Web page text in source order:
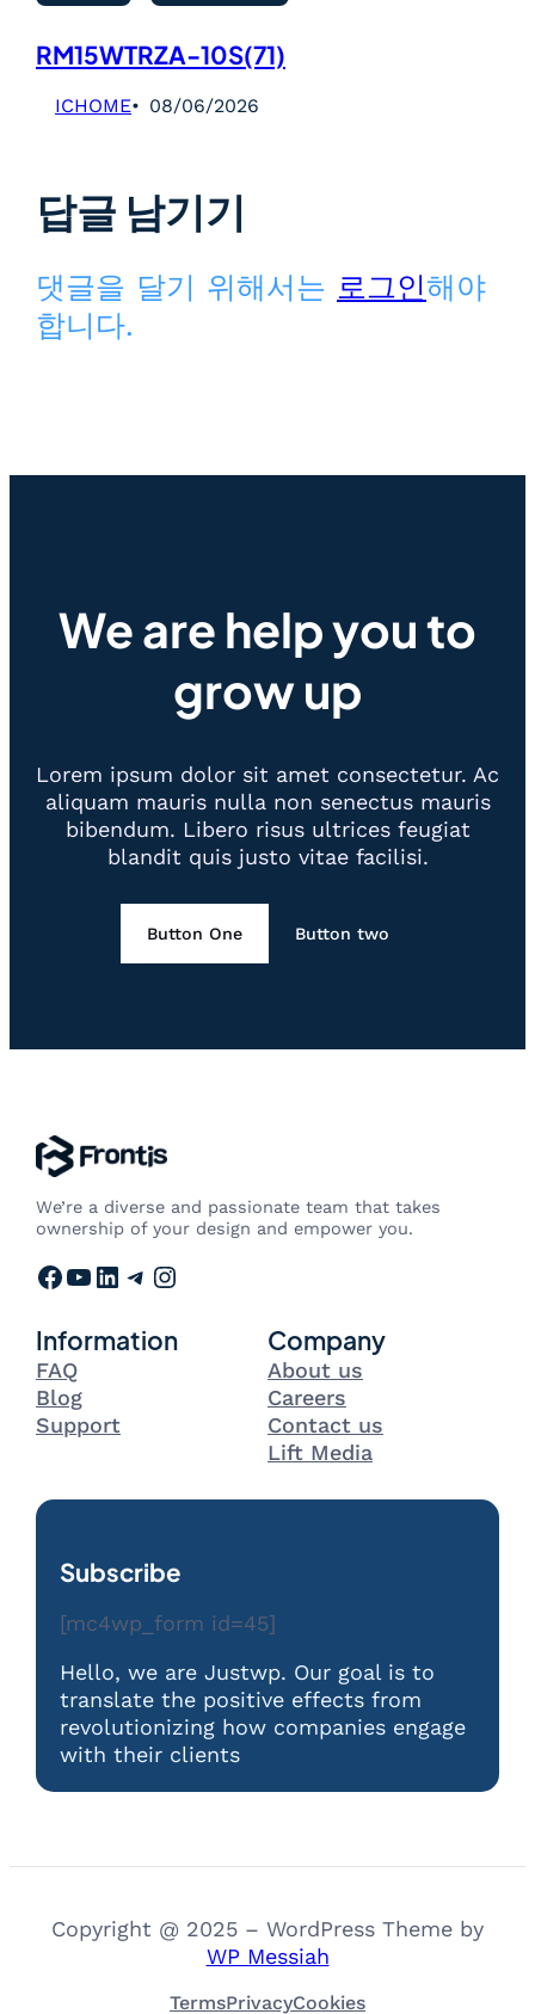
RM15WTRZA-10S(71)
ICHOME 08/06/2026
답글 남기기
댓글을 달기 위해서는 로그인해야
합니다.
We are help you to
grow up
Lorem ipsum dolor sit amet consectetur. Ac
aliquam mauris nulla non senectus mauris
bibendum. Libero risus ultrices feugiat
blandit quis justo vitae facilisi.
Button One Button two
We’re a diverse and passionate team that takes
ownership of your design and empower you.
Facebook YouTube LinkedIn Telegram Instagram
Information
FAQ
Blog
Support
Company
About us
Careers
Contact us
Lift Media
Subscribe
[mc4wp_form id=45]
Hello, we are Justwp. Our goal is to
translate the positive effects from
revolutionizing how companies engage
with their clients
Copyright @ 2025 – WordPress Theme by
WP Messiah
TermsPrivacyCookies